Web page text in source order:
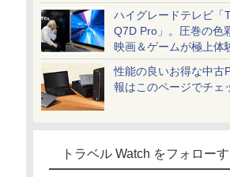
ハイグレードテレビ「
Q7D Pro」。圧巻の色
映画＆ゲームが極上体
性能の良いお得な中古
報はこのページでチェ
トラベル Watch をフォロー